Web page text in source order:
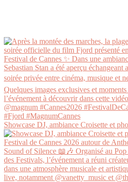
Showcase DJ, ambiance Croisette et